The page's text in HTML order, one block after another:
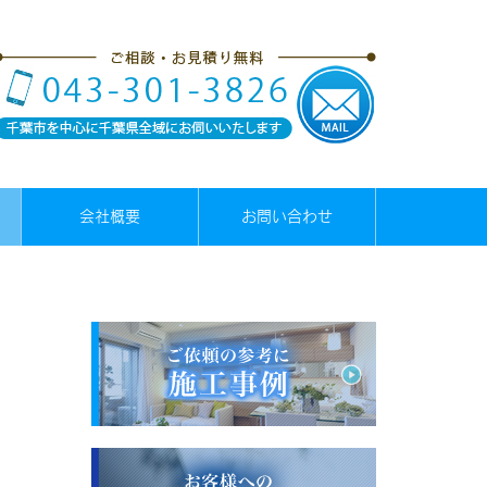
会社概要 お問い合わせ